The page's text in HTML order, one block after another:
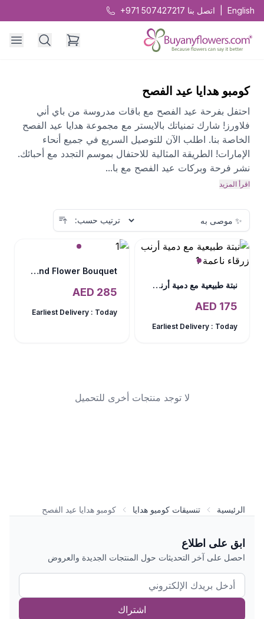
English اتصل بنا +971 507427217
كومبو هدايا عيد الفصح
احتفل بفرحة عيد الفصح مع باقات مدروسة من باي أني
فلاورز! شارك تمنياتك بالايستر مع مجموعة هدايا عيد الفصح
الخاصة بنا. اطلب الآن للتوصيل السريع في جميع أنحاء
الإمارات! الطريقة المثالية للاحتفال بموسم التجدد مع أحبائك.
نشر فرحة وبركات عيد الفصح مع با...
اقرأ المزيد
ترتيب حسب:
نبتة طبيعية مع دمية أرنب زرقاء ناعمة
175
Earliest Delivery : Today
Easter 7 Chocolate Eggs and Flower Bouquet
285
Earliest Delivery : Today
لا توجد منتجات أخرى للتحميل
الرئيسية تنسيقات كوميو هدايا كومبو هدايا عيد الفصح
ابق على اطلاع
احصل على آخر التحديثات حول المنتجات الجديدة والعروض
اشتراك